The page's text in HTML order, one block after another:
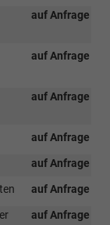
auf Anfrage
auf Anfrage
auf Anfrage
auf Anfrage
auf Anfrage
auf Anfrage
auf Anfrage